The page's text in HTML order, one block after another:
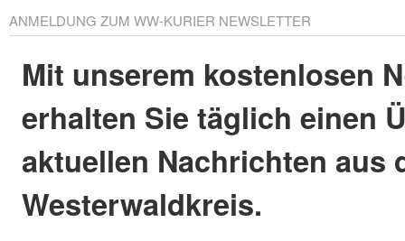
ANMELDUNG ZUM WW-KURIER NEWSLETTER
Mit unserem kostenlosen
erhalten Sie täglich einen
aktuellen Nachrichten aus
Westerwaldkreis.